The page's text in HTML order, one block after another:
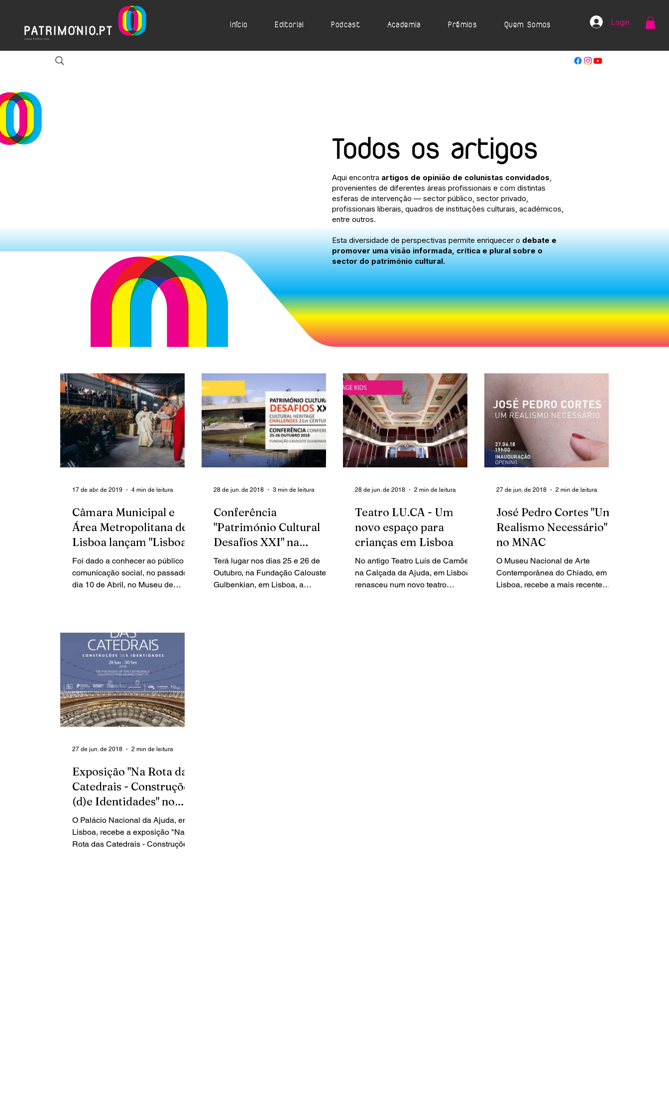
Início Editorial Podcast Academia Prémios Quem Somos Login
Todos os artigos
Aqui encontra artigos de opinião de colunistas convidados,
provenientes de diferentes áreas profissionais e com distintas
esferas de intervenção — sector público, sector privado,
profissionais liberais, quadros de instituições culturais, académicos,
entre outros.
Esta diversidade de perspectivas permite enriquecer odebate e
promover uma visão informada, crítica e plural sobre o
sector do património cultural.
Câmara Municipal e
Área Metropolitana de
Lisboa lançam "Lisboa
Romana - Felicitas Iulia
Olisipo
Foi dado a conhecer ao público e à
comunicação social, no passado
dia 10 de Abril, no Museu de
17 de abr. de 2019 4 min de leitura
Conferência
"Património Cultural
Desafios XXI" na
Fundação Calouste
Gulbenkian
Terá lugar nos dias 25 e 26 de
Outubro, na Fundação Calouste
Gulbenkian, em Lisboa, a
28 de jun. de 2018 3 min de leitura
Teatro LU.CA - Um
novo espaço para
crianças em Lisboa
No antigo Teatro Luís de Camões,
na Calçada da Ajuda, em Lisboa,
renasceu num novo teatro
28 de jun. de 2018 2 min de leitura
José Pedro Cortes "Um
Realismo Necessário"
no MNAC
O Museu Nacional de Arte
Contemporânea do Chiado, em
Lisboa, recebe a mais recente
27 de jun. de 2018 2 min de leitura
Exposição "Na Rota das
Catedrais - Construções
(d)e Identidades" no
Palácio Nacional da Aj
O Palácio Nacional da Ajuda, em
Lisboa, recebe a exposição "Na
Rota das Catedrais - Construções
27 de jun. de 2018 2 min de leitura